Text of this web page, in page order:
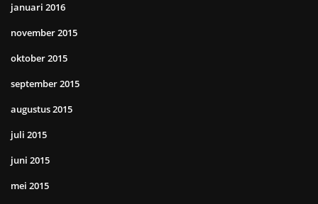
januari 2016
november 2015
oktober 2015
september 2015
augustus 2015
juli 2015
juni 2015
mei 2015